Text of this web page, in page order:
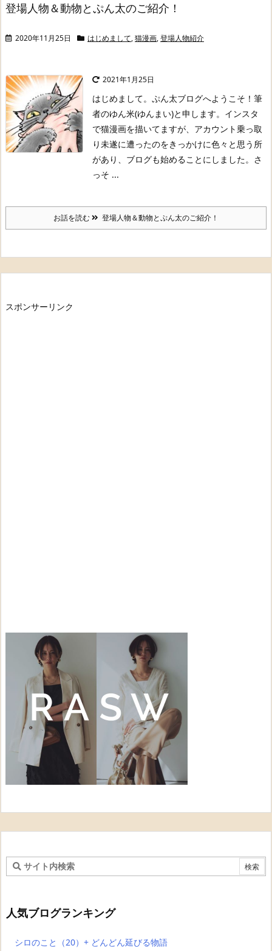
登場人物＆動物とぷん太のご紹介！
2020年11月25日 はじめまして,猫漫画,登場人物紹介
2021年1月25日
はじめまして。ぷん太ブログへようこそ！ 筆
者のゆん米(ゆんまい)と申します。 インスタ
で猫漫画を描いてますが、アカウント乗っ取
り未遂に遭ったのをきっかけに色々と思う所
があり、ブログも始めることにしました。 さ
っそ ...
お話を読む 登場人物＆動物とぷん太のご紹介！
スポンサーリンク
人気ブログランキング
シロのこと（20）+ どんどん延びる物語